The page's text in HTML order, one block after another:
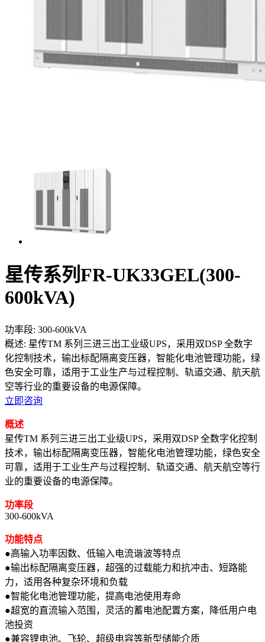
星传系列FR-UK33GEL(300-
600kVA)
功率段: 300-600kVA
概述: 星传TM 系列三进三出工业级UPS，采用双DSP 全数字
化控制技术，输出标配隔离变压器，智能化电池管理功能，绿
色安全可靠，适用于工业生产与过程控制、轨道交通、航天航
空等行业的重要设备的电源保障。
立即咨询
概述
星传TM 系列三进三出工业级UPS，采用双DSP 全数字化控制
技术，输出标配隔离变压器，智能化电池管理功能，绿色安全
可靠，适用于工业生产与过程控制、轨道交通、航天航空等行
业的重要设备的电源保障。
功率段
300-600kVA
功能特点
●高输入功率因数、低输入电流谐波等特点
●输出标配隔离变压器，超强的过载能力和抗冲击、短路能
力，适用各种复杂环境和负载
●智能化电池管理功能，提高电池使用寿命
●超宽的直流输入范围，灵活的蓄电池配置方案，降低用户电
池投资
●兼容锂电池、飞轮、超级电容等新型储能介质